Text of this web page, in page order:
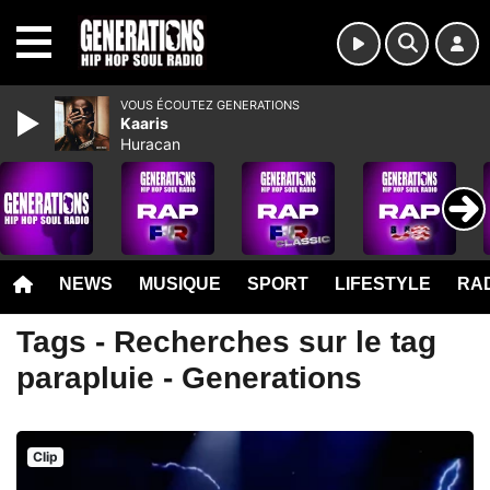
NEWS MUSIQUE SPORT LIFESTYLE
Tags - Recherches sur le tag
parapluie - Generations
Clip
VOUS ÉCOUTEZ GENERATIONS
Kaaris
Huracan